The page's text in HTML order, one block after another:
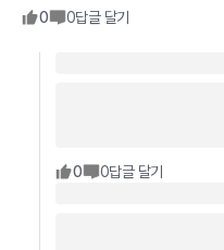
0 0답글 달기
0 0답글 달기